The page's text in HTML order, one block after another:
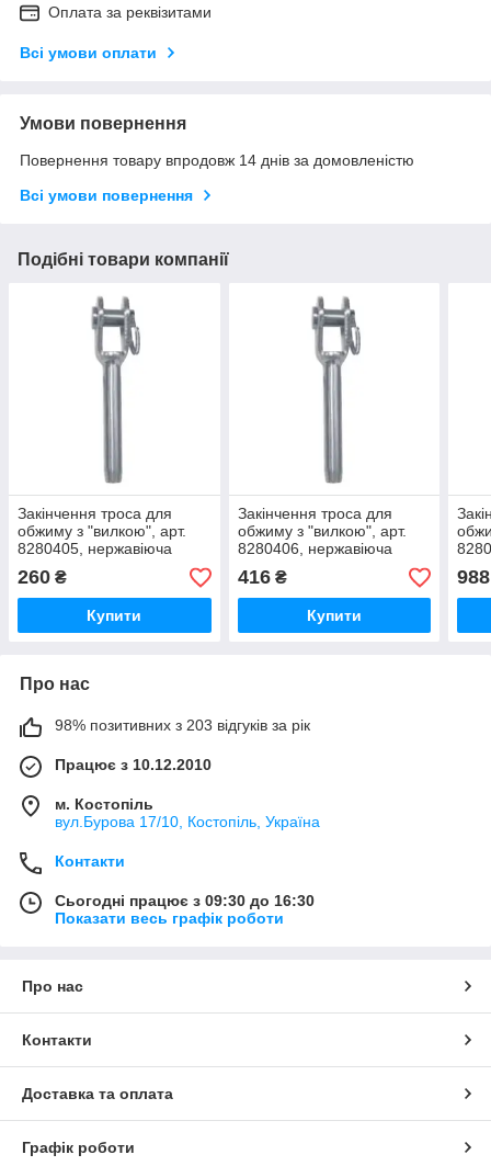
Оплата за реквізитами
Всі умови оплати
Умови повернення
Повернення товару впродовж 14 днів за домовленістю
Всі умови повернення
Подібні товари компанії
Закінчення троса для
обжиму з "вилкою", арт.
8280405, нержавіюча
260 ₴
Купити
Закінчення троса для
обжиму з "вилкою", арт.
8280406, нержавіюча
416₴
Купити
988
Про нас
98% позитивних з 203 відгуків за рік
Працює з 10.12.2010
м. Костопіль
вул.Бурова 17/10, Костопіль, Україна
Контакти
Сьогодні працює з 09:30 до 16:30
Показати весь графік роботи
Про нас
Контакти
Доставка та оплата
Графік роботи